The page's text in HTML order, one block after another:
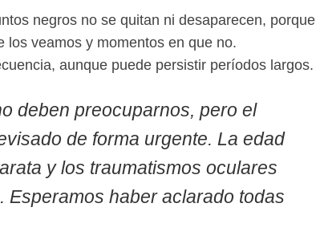
negros no se quitan ni desaparecen, porque
los veamos y momentos en que no.
aunque puede persistir períodos largos.
deben preocuparnos, pero el
de forma urgente. La edad
y los traumatismos oculares
haber aclarado todas